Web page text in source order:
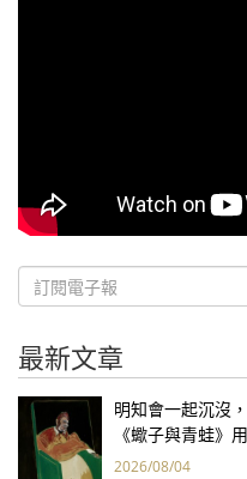
最新文章
明知會一起沉沒
《蠍子與青蛙》
2026/08/04